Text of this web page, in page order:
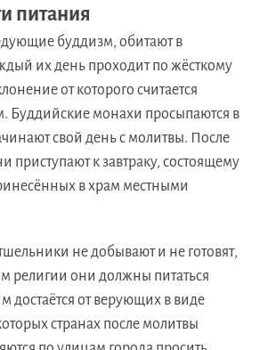
питания
буддизм, обитают в
их день проходит по жёсткому
от которого считается
Буддийские монахи просыпаются в
свой день с молитвы. После
приступают к завтраку, состоящему
в храм местными
не добывают и не готовят,
религии они должны питаться
достаётся от верующих в виде
странах после молитвы